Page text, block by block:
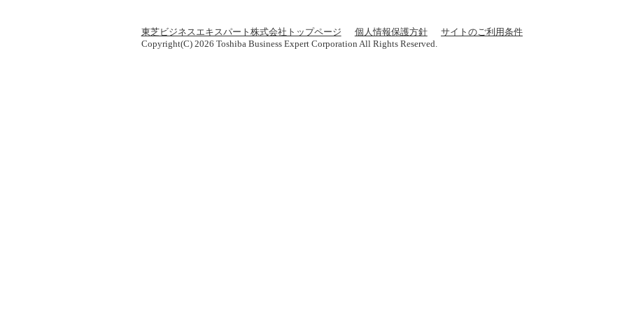
東芝ビジネスエキスパート株式会社トップページ 個人情報保護方針
サイトのご利用条件
Copyright(C) 2026 Toshiba Business Expert Corporation All Rights Reserved.